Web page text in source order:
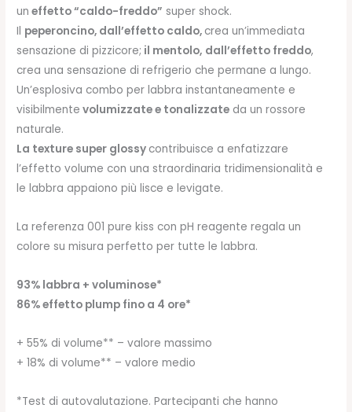
un effetto “caldo-freddo” super shock.
Il peperoncino, dall’effetto caldo, crea un’immediata
sensazione di pizzicore; il mentolo, dall’effetto freddo,
crea una sensazione di refrigerio che permane a lungo.
Un’esplosiva combo per labbra instantaneamente e
visibilmente volumizzate e tonalizzate da un rossore
naturale.
La texture super glossy contribuisce a enfatizzare
l’effetto volume con una straordinaria tridimensionalità e
le labbra appaiono più lisce e levigate.
La referenza 001 pure kiss con pH reagente regala un
colore su misura perfetto per tutte le labbra.
93% labbra + voluminose*
86% effetto plump fino a 4 ore*
+ 55% di volume** – valore massimo
+ 18% di volume** – valore medio
*Test di autovalutazione. Partecipanti che hanno